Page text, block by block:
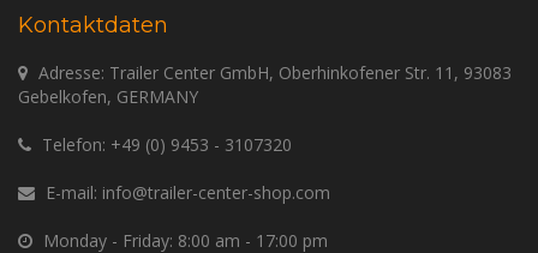
Kontaktdaten
Adresse: Trailer Center GmbH, Oberhinkofener Str. 11, 93083
Gebelkofen, GERMANY
Telefon: +49 (0) 9453 - 3107320
E-mail: info@trailer-center-shop.com
Monday - Friday: 8:00 am - 17:00 pm